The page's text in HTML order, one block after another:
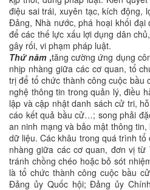
điệu sai trái, xuyên tạc, kích động,
Đảng, Nhà nước, phá hoại khối đại
để các thế lực xấu lợi dụng dân
gây rối, vi phạm pháp luật.
Thứ năm,tăng cường ứng dụng
nhịp nhàng giữa các cơ quan, tổ
trị để tổ chức thành công cuộc bầu
nghệ thông tin trong quản lý, điều
lập và cập nhật danh sách cử tri,
cáo kết quả bầu cử…; song phải
an ninh mạng và bảo mật thông
dữ liệu. Các khâu trong quá trình
nhàng giữa các cơ quan, đơn vị
tránh chồng chéo hoặc bỏ sót
là tổ chức thành công cuộc bầu
Đảng ủy Quốc hội; Đảng ủy